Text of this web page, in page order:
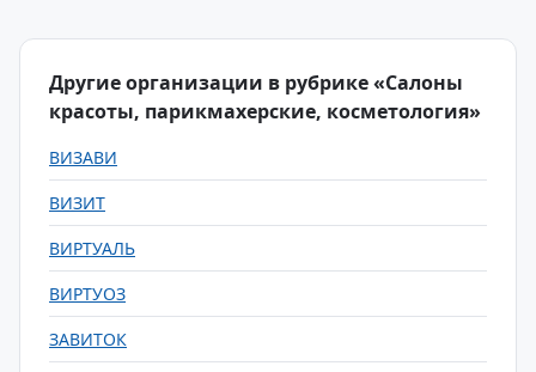
Другие организации в рубрике «Салоны
красоты, парикмахерские, косметология»
ВИЗАВИ
ВИЗИТ
ВИРТУАЛЬ
ВИРТУОЗ
ЗАВИТОК